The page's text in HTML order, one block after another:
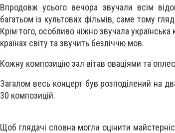
Впродовж усього вечора звучали всім
багатьом із культових фільмів, саме тому
Крім того, особливо ніжно звучала
країнах світу та звучить безліччю мов.
Кожну композицію зал вітав оваціями та
Загалом весь концерт був розподілений на
30 композицій.
Щоб глядачі сповна могли оцінити